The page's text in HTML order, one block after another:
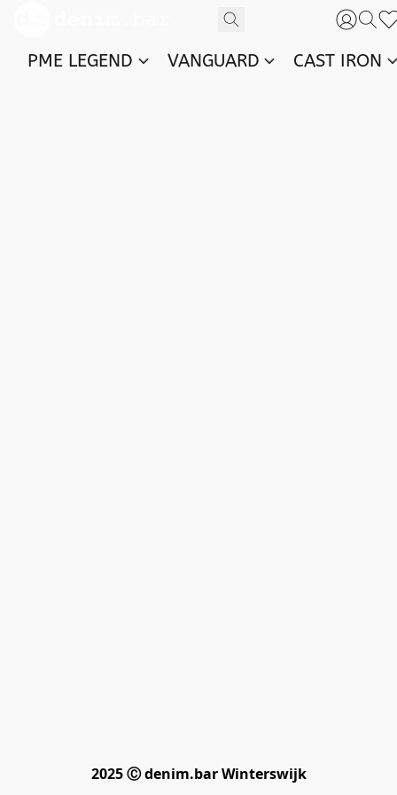
PME LEGEND VANGUARD CAST IRON
2025 Ⓒ denim.bar Winterswijk